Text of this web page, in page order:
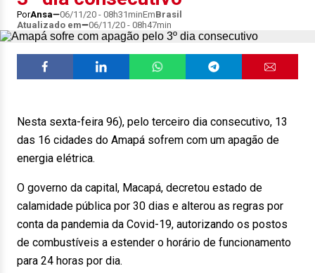
PorAnsa 06/11/20 - 08h31minEmBrasil
Atualizado em
06/11/20 - 08h47min
Nesta sexta-feira 96), pelo terceiro dia consecutivo, 13
das 16 cidades do Amapá sofrem com um apagão de
energia elétrica.
O governo da capital, Macapá, decretou estado de
calamidade pública por 30 dias e alterou as regras por
conta da pandemia da Covid-19, autorizando os postos
de combustíveis a estender o horário de funcionamento
para 24 horas por dia.